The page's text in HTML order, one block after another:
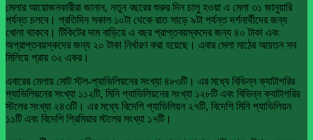
মেলার আয়োজনকারীরা জানান, নতুন বছরের শুরুর দিন চালু হওয়া এ মেলা ৩১ জানুয়ারি
পর্যন্ত চলবে। প্রতিদিন সকাল ১০টা থেকে রাত সাড়ে ৯টা পর্যন্ত দর্শনার্থীদের জন্য
খোলা থাকবে। টিকিটের দাম বাড়িয়ে এ বছর প্রাপ্তবয়স্কদের জন্য ৪০ টাকা এবং
অপ্রাপ্তবয়স্কদের জন্য ২০ টাকা নির্ধারণ করা হয়েছে। এবার মেলা মাঠের আয়তন সব
মিলিয়ে প্রায় ৩২ একর।
এবারের মেলায় মোট স্টল-প্যাভিলিয়নের সংখ্যা ৪৮৩টি। এর মধ্যে বিভিন্ন ক্যাটাগরির
প্যাভিলিয়নের সংখ্যা ১১২টি, মিনি প্যাভিলিয়নের সংখ্যা ১২৮টি এবং বিভিন্ন ক্যাটাগরির
স্টলের সংখ্যা ২৪৩টি। এর মধ্যে বিদেশি প্যাভিলিয়ন ২৭টি, বিদেশি মিনি প্যাভিলিয়ন
১১টি এবং বিদেশি প্রিমিয়ার স্টলের সংখ্যা ১৭টি।